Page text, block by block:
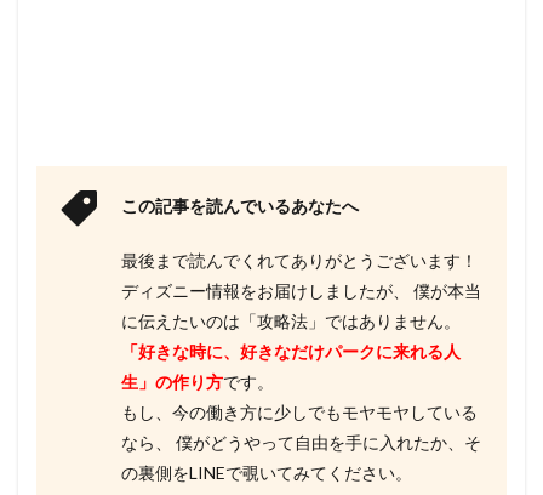
この記事を読んでいるあなたへ
最後まで読んでくれてありがとうございます！
ディズニー情報をお届けしましたが、 僕が本当
に伝えたいのは「攻略法」ではありません。
「好きな時に、好きなだけパークに来れる人
生」の作り方です。
もし、今の働き方に少しでもモヤモヤしている
なら、 僕がどうやって自由を手に入れたか、そ
の裏側をLINEで覗いてみてください。